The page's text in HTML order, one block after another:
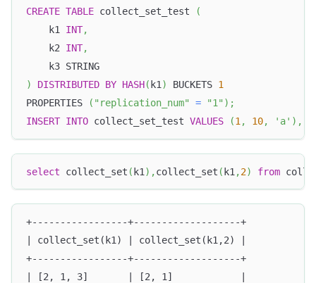
CREATE TABLE collect_set_test
(
	k1
INT,
	k2
INT,
	k3 STRING
)
DISTRIBUTED BY HASH( k1) BUCKETS 1
PROPERTIES
( "replication_num" = "1" ) ;
INSERT INTO collect_set_test VALUES (1, 10, 'a' ) ,
select collect_set (k1 ) ,collect_set (k1 ,2) from
+-----------------+-------------------+
| collect_set(k1) | collect_set(k1,2) |
+-----------------+-------------------+
| [2, 1, 3]       | [2, 1]            |